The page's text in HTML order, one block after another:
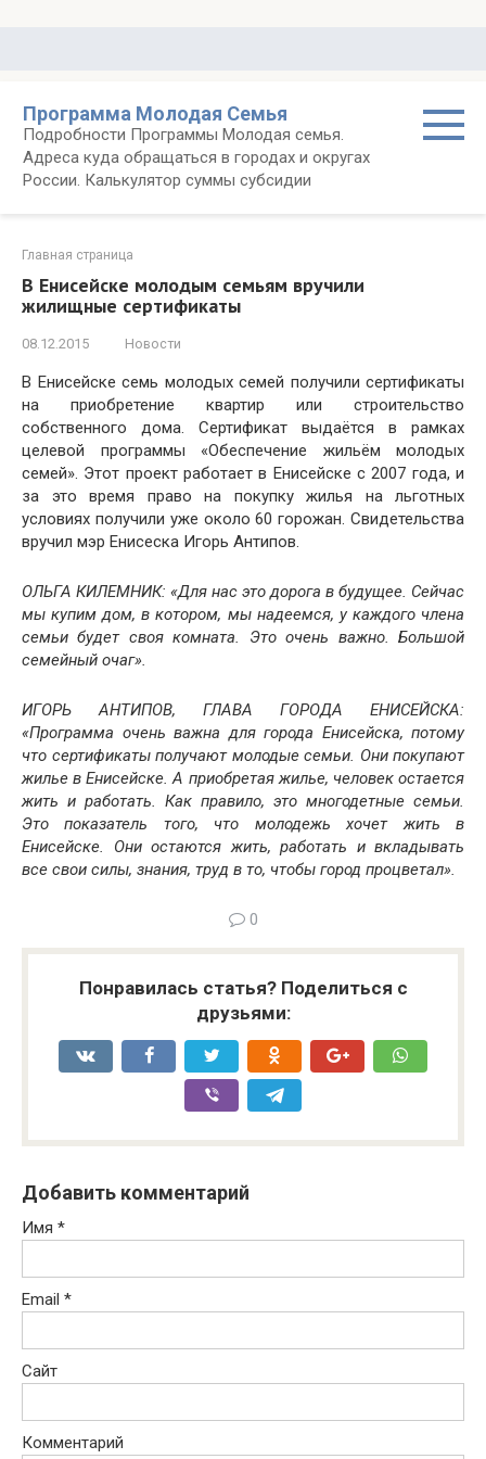
Программа Молодая Семья
Подробности Программы Молодая семья.
Адреса куда обращаться в городах и округах
России. Калькулятор суммы субсидии
Главная страница
В Енисейске молодым семьям вручили
жилищные сертификаты
08.12.2015 Новости
В Енисейске семь молодых семей получили сертификаты
на приобретение квартир или строительство
собственного дома. Сертификат выдаётся в рамках
целевой программы «Обеспечение жильём молодых
семей». Этот проект работает в Енисейске с 2007 года, и
за это время право на покупку жилья на льготных
условиях получили уже около 60 горожан. Свидетельства
вручил мэр Енисеска Игорь Антипов.
​ОЛЬГА КИЛЕМНИК: «Для нас это дорога в будущее. Сейчас
мы купим дом, в котором, мы надеемся, у каждого члена
семьи будет своя комната. Это очень важно. Большой
семейный очаг».
​​ИГОРЬ АНТИПОВ, ГЛАВА ГОРОДА ЕНИСЕЙСКА:
«Программа очень важна для города Енисейска, потому
что сертификаты получают молодые семьи. Они покупают
жилье в Енисейске. А приобретая жилье, человек остается
жить и работать. Как правило, это многодетные семьи.
Это показатель того, что молодежь хочет жить в
Енисейске. Они остаются жить, работать и вкладывать
все свои силы, знания, труд в то, чтобы город процветал».
0
Понравилась статья? Поделиться с
друзьями:
Добавить комментарий
Имя *
Email *
Сайт
Комментарий